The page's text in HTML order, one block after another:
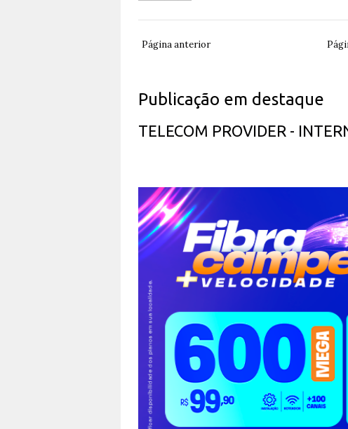
Página anterior
Publicação em destaque
TELECOM PROVIDER -